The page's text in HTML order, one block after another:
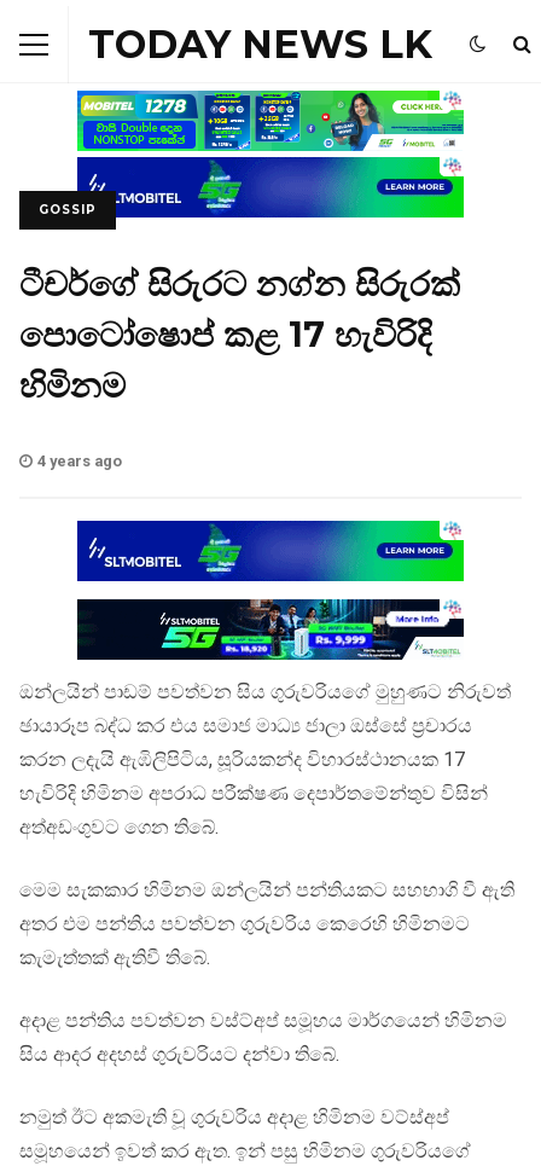
TODAY NEWS LK
GOSSIP
ටීචර්ගේ සිරුරට නග්න සිරුරක්
පොටෝෂොප් කළ 17 හැවිරිදි
හිමිනම
4 years ago
ඔන්ලයින් පාඩම් පවත්වන සිය ගුරුවරියගේ මුහුණට නිරුවත්
ඡායාරූප බද්ධ කර එය සමාජ මාධ්‍ය ජාලා ඔස්සේ ප්‍රචාරය
කරන ලදැයි ඇඹිලිපිටිය, සූරියකන්ද විහාරස්ථානයක 17
හැවිරිදි හිමිනම‍ අපරාධ පරීක්ෂණ දෙපාර්තමේන්තුව විසින්
අත්අඩංගුවට ගෙන තිබේ.
මෙම සැකකාර හිමිනම ඔන්ලයින් පන්තියකට සහභාගි වී ඇති
අතර එම පන්තිය පවත්වන ගුරුවරිය කෙරෙහි හිමිනමට
කැමැත්තක් ඇතිවී තිබේ.
අදාළ පන්තිය පවත්වන වස්ට්අප් සමූහය මාර්ගයෙන් හිමිනම
සිය ආදර අදහස් ගුරුවරියට දන්වා තිබේ.
නමුත් ඊට අකමැති වූ ගුරුවරිය අදාළ හිමිනම වට්ස්අප්
සමූහයෙන් ඉවත් කර ඇත. ඉන් පසු හිමිනම ගුරුවරියගේ